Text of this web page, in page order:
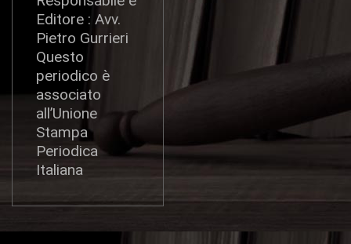
Editore : Avv.
Pietro Gurrieri
Questo
periodico è
associato
all’Unione
Stampa
Periodica
Italiana